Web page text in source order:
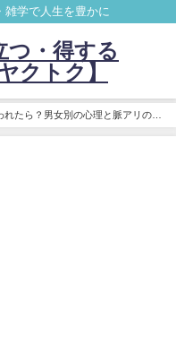
雑学で人生を豊かに
つ・得する
クトク】
たら？男女別の心理と脈アリの判